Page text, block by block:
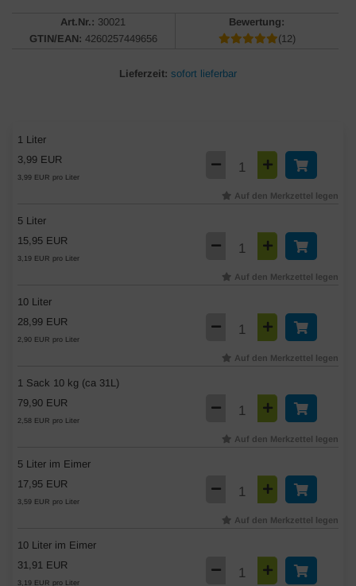
Art.Nr.: 30021
GTIN/EAN: 4260257449656
Bewertung:
(12)
Lieferzeit: sofort lieferbar
1 Liter
3,99 EUR
3,99 EUR pro Liter
Auf den Merkzettel legen
5 Liter
15,95 EUR
3,19 EUR pro Liter
Auf den Merkzettel legen
10 Liter
28,99 EUR
2,90 EUR pro Liter
Auf den Merkzettel legen
1 Sack 10 kg (ca 31L)
79,90 EUR
2,58 EUR pro Liter
Auf den Merkzettel legen
5 Liter im Eimer
17,95 EUR
3,59 EUR pro Liter
Auf den Merkzettel legen
10 Liter im Eimer
31,91 EUR
3,19 EUR pro Liter